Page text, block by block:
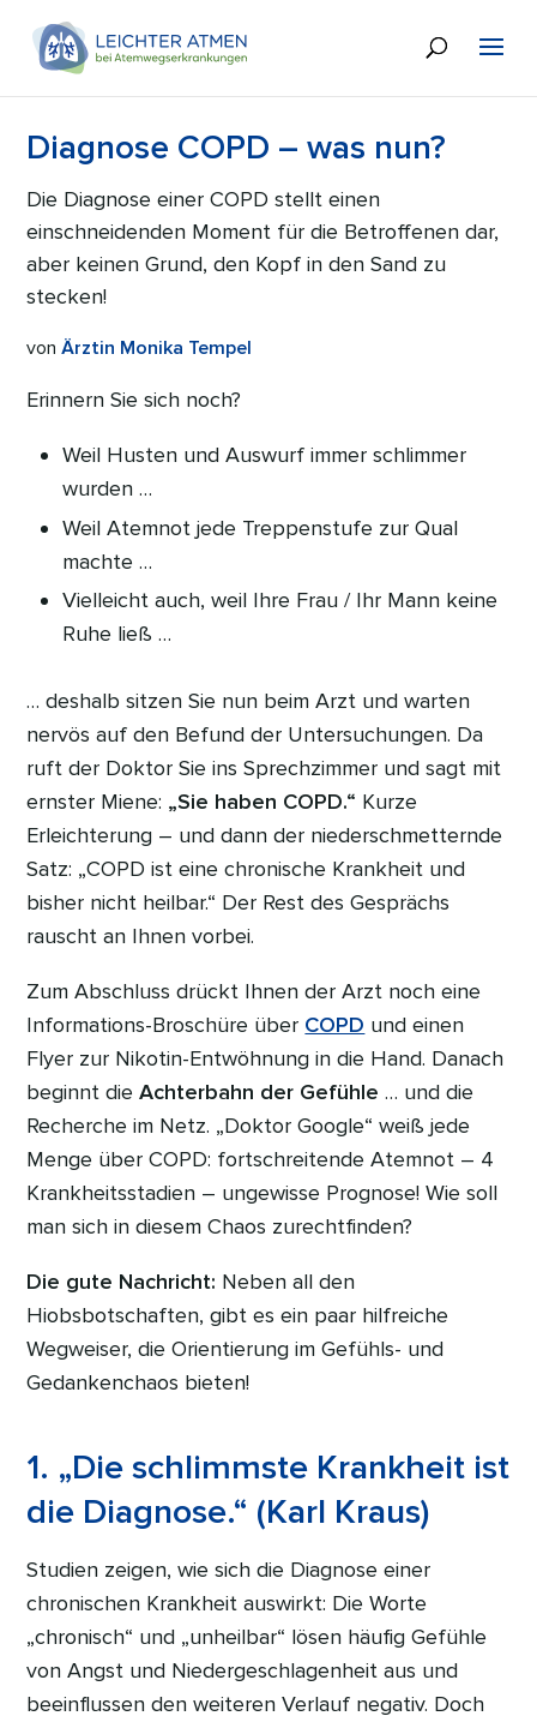
Diagnose COPD – was nun?
Die Diagnose einer COPD stellt einen
einschneidenden Moment für die Betroffenen dar,
aber keinen Grund, den Kopf in den Sand zu
stecken!
vonÄrztin Monika Tempel
Erinnern Sie sich noch?
Weil Husten und Auswurf immer schlimmer
wurden …
Weil Atemnot jede Treppenstufe zur Qual
machte …
Vielleicht auch, weil Ihre Frau / Ihr Mann keine
Ruhe ließ …
… deshalb sitzen Sie nun beim Arzt und warten
nervös auf den Befund der Untersuchungen. Da
ruft der Doktor Sie ins Sprechzimmer und sagt mit
ernster Miene: „Sie haben COPD.“ Kurze
Erleichterung – und dann der niederschmetternde
Satz: „COPD ist eine chronische Krankheit und
bisher nicht heilbar.“ Der Rest des Gesprächs
rauscht an Ihnen vorbei.
Zum Abschluss drückt Ihnen der Arzt noch eine
Informations-Broschüre über COPD und einen
Flyer zur Nikotin-Entwöhnung in die Hand. Danach
beginnt dieAchterbahn der Gefühle … und die
Recherche im Netz. „Doktor Google“ weiß jede
Menge über COPD: fortschreitende Atemnot – 4
Krankheitsstadien – ungewisse Prognose! Wie soll
man sich in diesem Chaos zurechtfinden?
Die gute Nachricht: Neben all den
Hiobsbotschaften, gibt es ein paar hilfreiche
Wegweiser, die Orientierung im Gefühls- und
Gedankenchaos bieten!
1. „Die schlimmste Krankheit ist
die Diagnose.“ (Karl Kraus)
Studien zeigen, wie sich die Diagnose einer
chronischen Krankheit auswirkt: Die Worte
„chronisch“ und „unheilbar“ lösen häufig Gefühle
von Angst und Niedergeschlagenheit aus und
beeinflussen den weiteren Verlauf negativ. Doch